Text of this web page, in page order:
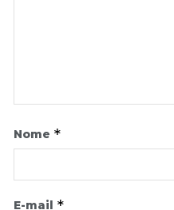
Nome *
E-mail *